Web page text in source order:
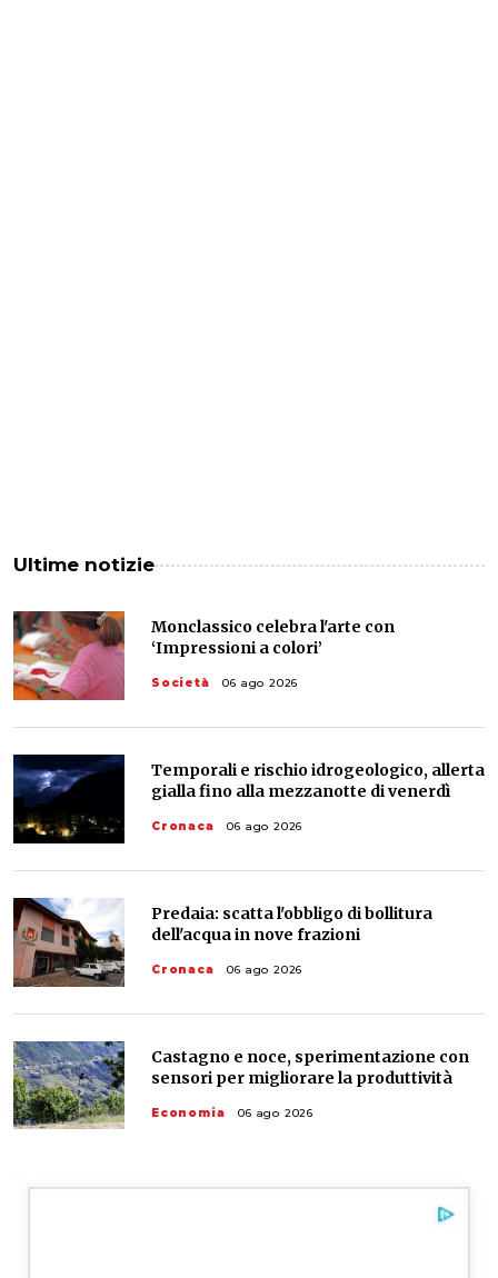
Ultime notizie
Monclassico celebra l'arte con
‘Impressioni a colori’
Società 06 ago 2026
Temporali e rischio idrogeologico, allerta
gialla fino alla mezzanotte di venerdì
Cronaca 06 ago 2026
Predaia: scatta l'obbligo di bollitura
dell'acqua in nove frazioni
Cronaca 06 ago 2026
Castagno e noce, sperimentazione con
sensori per migliorare la produttività
Economia 06 ago 2026